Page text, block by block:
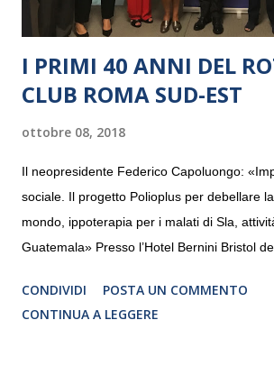
I PRIMI 40 ANNI DEL
CLUB ROMA SUD-EST
ottobre 08, 2018
Il neopresidente Federico Capoluongo:
sociale. Il progetto Polioplus per debellare
mondo, ippoterapia per i malati di Sla,
Guatemala» Presso l’Hotel Bernini Bristol
programmazione del Rotary Club Roma
i quaranta anni di attività. Un’occasione per
CONDIVIDI
POSTA UN COMMENTO
CONTINUA A LEGGERE